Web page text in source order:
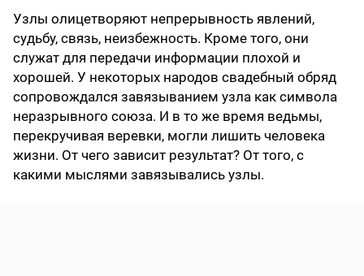
Узлы олицетворяют непрерывность явлений,
судьбу, связь, неизбежность. Кроме того, они
служат для передачи информации плохой и
хорошей. У некоторых народов свадебный обряд
сопровождался завязыванием узла как символа
неразрывного союза. И в то же время ведьмы,
перекручивая веревки, могли лишить человека
жизни. От чего зависит результат? От того, с
какими мыслями завязывались узлы.